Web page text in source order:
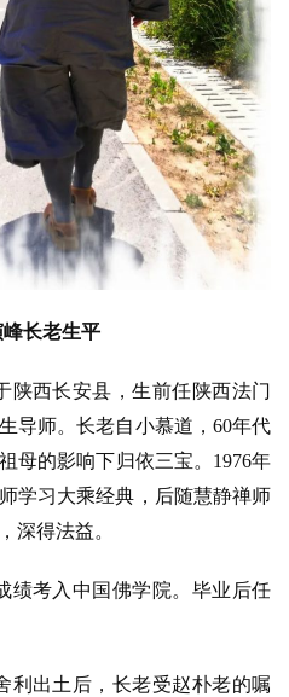
峰长老生平
陕西长安县，生前任陕西法门
导师。长老自小慕道，60年代
母的影响下归依三宝。1976年
学习大乘经典，后随慧静禅师
深得法益。
绩考入中国佛学院。毕业后任
利出土后，长老受赵朴老的嘱